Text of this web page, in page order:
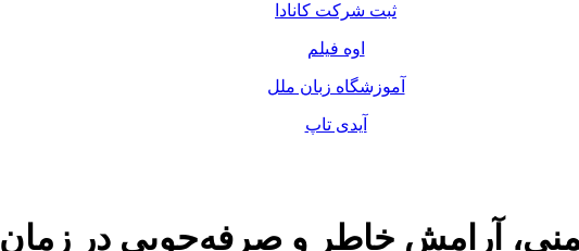
ثبت شرکت کانادا
اوه فیلم
آموزشگاه زبان ملل
آیدی تاپ
آرامش خاطر و صرفه‌جویی در زمان